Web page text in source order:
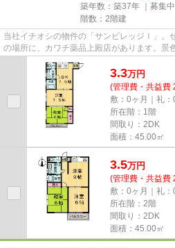
築年数：築37年 ｜募集中
階数：2階建
当社イチオシの物件の「サンビレッジⅠ」。
の場所に、カワチ薬品上殿店があります。景
あり、視力低下の恐れも少なく...
3.3万円
(管理費・共益費
敷：0ヶ月｜礼：
所在階：1階
間取り：2DK
面積：45.00㎡
3.5万円
(管理費・共益費
敷：0ヶ月｜礼：
所在階：2階
間取り：2DK
面積：45.00㎡